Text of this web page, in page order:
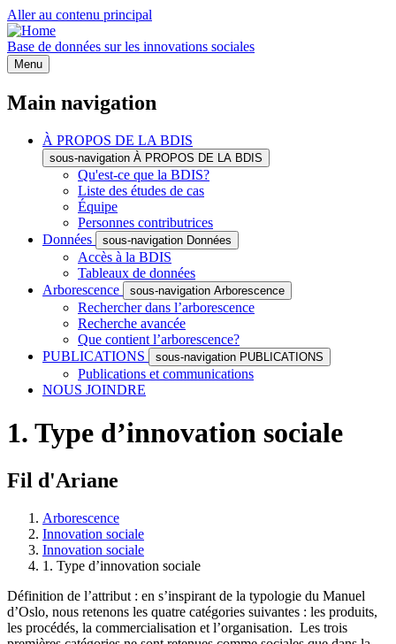
Aller au contenu principal
Base de données sur les innovations sociales
Menu
Main navigation
À PROPOS DE LA BDIS
sous-navigation À PROPOS DE LA BDIS
Qu'est-ce que la BDIS?
Liste des études de cas
Équipe
Personnes contributrices
Données
sous-navigation Données
Accès à la BDIS
Tableaux de données
Arborescence
sous-navigation Arborescence
Rechercher dans l’arborescence
Recherche avancée
Que contient l’arborescence?
PUBLICATIONS
sous-navigation PUBLICATIONS
Publications et communications
NOUS JOINDRE
1. Type d’innovation sociale
Fil d'Ariane
Arborescence
Innovation sociale
Innovation sociale
1. Type d’innovation sociale
Définition de l’attribut : en s’inspirant de la typologie du Manuel
d’Oslo, nous retenons les quatre catégories suivantes : les produits,
les procédés, la commercialisation et l’organisation. Les trois